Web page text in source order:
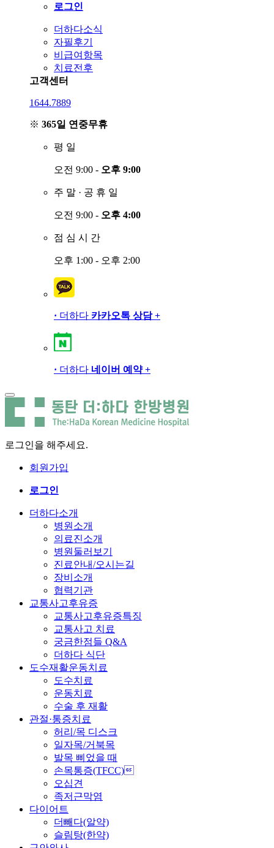
로그인
더하다소식
자필후기
비급여항목
치료전후
고객센터
1644.7889
※ 365일 연중무휴
평 일
오전 9:00 - 오후 9:00
주 말 · 공 휴 일
오전 9:00 - 오후 4:00
점 심 시 간
오후 1:00 - 오후 2:00
· 더하다 카카오톡 상담 +
· 더하다 네이버 예약 +
로그인을 해주세요.
회원가입
로그인
더하다소개
병원소개
의료진소개
병원둘러보기
진료안내/오시는길
장비소개
협력기관
교통사고후유증
교통사고후유증특징
교통사고 치료
궁금한점들 Q&A
더하다 식단
도수재활운동치료
도수치료
운동치료
수술 후 재활
관절·통증치료
허리/목 디스크
일자목/거북목
발목 삐었을 때
손목통증(TFCC)
오십견
족저근막염
다이어트
더빼다(알약)
슬림탕(한약)